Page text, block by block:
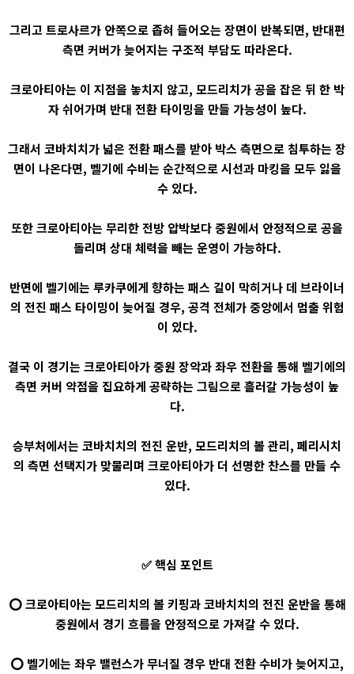
그리고 트로사르가 안쪽으로 좁혀 들어오는 장면이 반복되면, 반대편
측면 커버가 늦어지는 구조적 부담도 따라온다.
크로아티아는 이 지점을 놓치지 않고, 모드리치가 공을 잡은 뒤 한 박
자 쉬어가며 반대 전환 타이밍을 만들 가능성이 높다.
그래서 코바치치가 넓은 전환 패스를 받아 박스 측면으로 침투하는 장
면이 나온다면, 벨기에 수비는 순간적으로 시선과 마킹을 모두 잃을
수 있다.
또한 크로아티아는 무리한 전방 압박보다 중원에서 안정적으로 공을
돌리며 상대 체력을 빼는 운영이 가능하다.
반면에 벨기에는 루카쿠에게 향하는 패스 길이 막히거나 데 브라이너
의 전진 패스 타이밍이 늦어질 경우, 공격 전체가 중앙에서 멈출 위험
이 있다.
결국 이 경기는 크로아티아가 중원 장악과 좌우 전환을 통해 벨기에의
측면 커버 약점을 집요하게 공략하는 그림으로 흘러갈 가능성이 높
다.
승부처에서는 코바치치의 전진 운반, 모드리치의 볼 관리, 페리시치
의 측면 선택지가 맞물리며 크로아티아가 더 선명한 찬스를 만들 수
있다.
✅ 핵심 포인트
⭕ 크로아티아는 모드리치의 볼 키핑과 코바치치의 전진 운반을 통해
중원에서 경기 흐름을 안정적으로 가져갈 수 있다.
⭕ 벨기에는 좌우 밸런스가 무너질 경우 반대 전환 수비가 늦어지고,